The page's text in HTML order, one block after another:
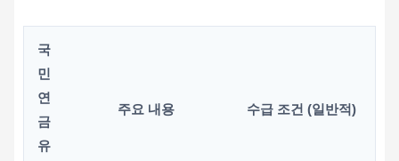
국
민
연
금
유
주요 내용 수급 조건 (일반적)